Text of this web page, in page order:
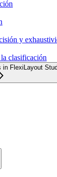
y
clasificación
in FlexiLayout